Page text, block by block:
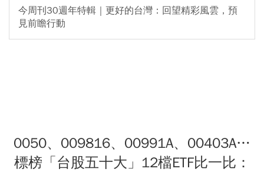
今周刊30週年特輯｜更好的台灣：回望精彩風雲，預
見前瞻行動
0050、009816、00991A、00403A…
標榜「台股五十大」12檔ETF比一比：